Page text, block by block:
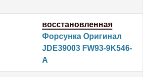
восстановленная
Форсунка Оригинал
JDE39003 FW93-9K546-
A